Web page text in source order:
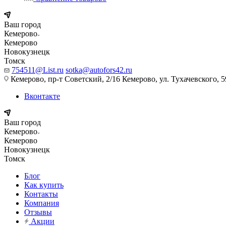
Ваш город
Кемерово
Кемерово
Новокузнецк
Томск
754511@List.ru sotka@autofors42.ru
Кемерово, пр-т Советский, 2/16 Кемерово, ул. Тухачевского,
Вконтакте
Ваш город
Кемерово
Кемерово
Новокузнецк
Томск
Блог
Как купить
Контакты
Компания
Отзывы
Акции